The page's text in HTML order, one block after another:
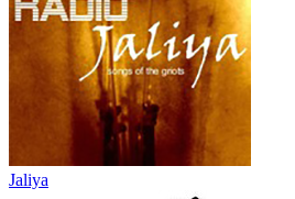
Jaliya